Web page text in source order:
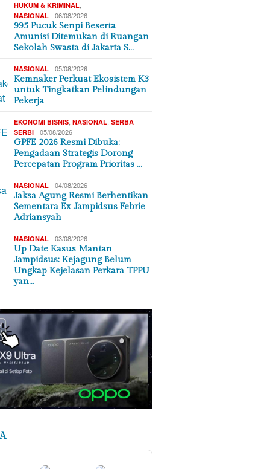
HUKUM & KRIMINAL
NASIONAL 06/08/2026
995 Pucuk Senpi Beserta
Amunisi Ditemukan di Ruangan
Sekolah Swasta di Jakarta S…
NASIONAL 05/08/2026
Kemnaker Perkuat Ekosistem K3
untuk Tingkatkan Pelindungan
Pekerja
EKONOMI BISNIS ,NASIONAL ,SERBA
SERBI
05/08/2026
GPFE 2026 Resmi Dibuka:
Pengadaan Strategis Dorong
Percepatan Program Prioritas …
NASIONAL 04/08/2026
Jaksa Agung Resmi Berhentikan
Sementara Ex Jampidsus Febrie
Adriansyah
NASIONAL 03/08/2026
Up Date Kasus Mantan
Jampidsus: Kejagung Belum
Ungkap Kejelasan Perkara TPPU
yan…